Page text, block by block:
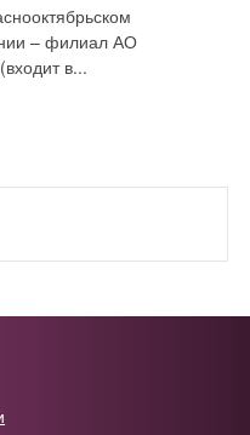
– филиал АО
в...